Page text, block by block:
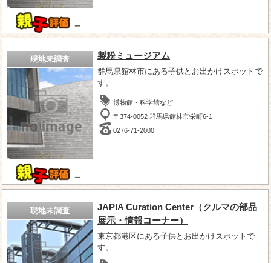
－
現地未調査
－
製粉ミュージアム
群馬県館林市にある子供とお出かけスポットで
す。
博物館・科学館など
〒374-0052 群馬県館林市栄町6-1
0276-71-2000
現地未調査
JAPIA Curation Center（クルマの部品
展示・情報コーナー）
東京都港区にある子供とお出かけスポットで
す。